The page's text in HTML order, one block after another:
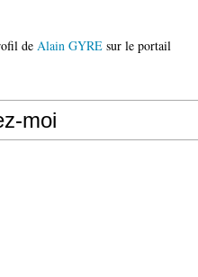
de Alain GYRE sur le portail
moi